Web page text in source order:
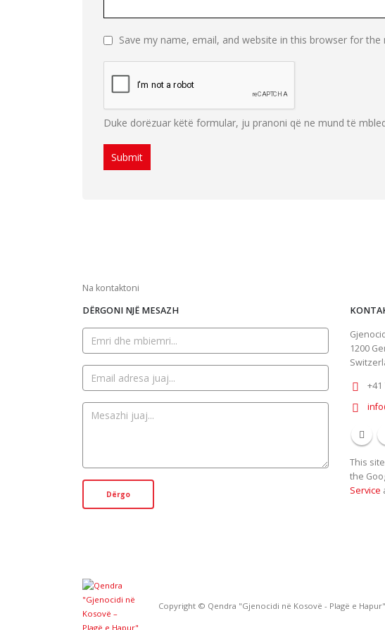
Save my name, email, and website in this browser for
Duke dorëzuar këtë formular, ju pranoni që ne mund të
Na kontaktoni
DËRGONI NJË MESAZH
1200
+41
This
the
Service
Copyright © Qendra "Gjenocidi në Kosovë - Plagë e Hapur"